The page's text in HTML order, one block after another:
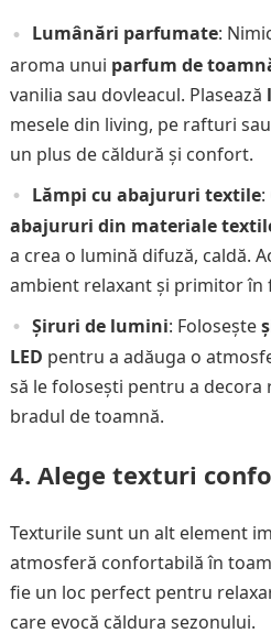
Lumânări parfumate:
aroma unui parfum de
vanilia sau dovleacul. Plasează
mesele din living, pe rafturi
un plus de căldură și confort.
Lămpi cu abajururi textile:
abajururi din materiale
a crea o lumină difuză, caldă.
ambient relaxant și primitor în
Șiruri de lumini: Folosește
LED pentru a adăuga o
să le folosești pentru a
bradul de toamnă.
4. Alege texturi
Texturile sunt un alt element
atmosferă confortabilă în
fie un loc perfect pentru
care evocă căldura sezonului.